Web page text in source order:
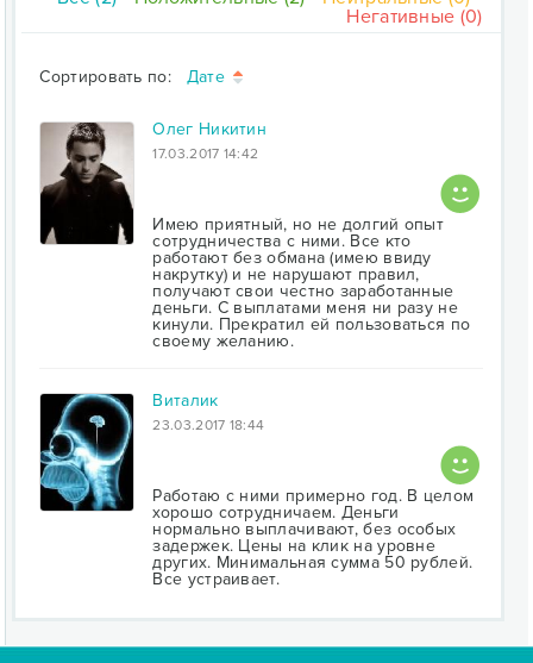
Негативные (0)
Сортировать по: Дате
Олег Никитин
17.03.2017 14:42
Имею приятный, но не долгий опыт
сотрудничества с ними. Все кто
работают без обмана (имею ввиду
накрутку) и не нарушают правил,
получают свои честно заработанные
деньги. С выплатами меня ни разу не
кинули. Прекратил ей пользоваться по
своему желанию.
Виталик
23.03.2017 18:44
Работаю с ними примерно год. В целом
хорошо сотрудничаем. Деньги
нормально выплачивают, без особых
задержек. Цены на клик на уровне
других. Минимальная сумма 50 рублей.
Все устраивает.